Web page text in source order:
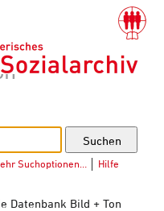
Suchoptionen… Hilfe
Datenbank Bild + Ton